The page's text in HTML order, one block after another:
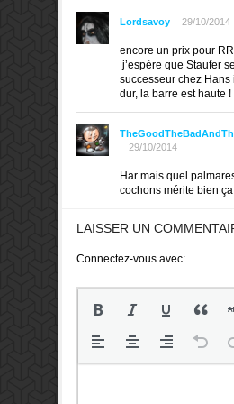
Lordsavoy 29/10/2014
encore un prix pour
j’espère que Staufer
successeur chez Hans
dur, la barre est haute !
29/10/2014
Har mais quel
cochons mérite bien ça,
LAISSER UN
Connectez-vous avec: